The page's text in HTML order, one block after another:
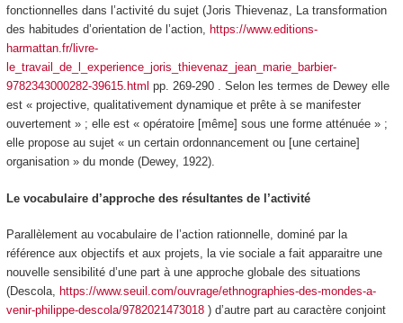
fonctionnelles dans l’activité du sujet (Joris Thievenaz, La transformation
des habitudes d’orientation de l’action, https://www.editions-
harmattan.fr/livre-
le_travail_de_l_experience_joris_thievenaz_jean_marie_barbier-
9782343000282-39615.html pp. 269-290 . Selon les termes de Dewey elle
est « projective, qualitativement dynamique et prête à se manifester
ouvertement » ; elle est « opératoire [même] sous une forme atténuée » ;
elle propose au sujet « un certain ordonnancement ou [une certaine]
organisation » du monde (Dewey, 1922).
Le vocabulaire d’approche des résultantes de l’activité
Parallèlement au vocabulaire de l’action rationnelle, dominé par la
référence aux objectifs et aux projets, la vie sociale a fait apparaitre une
nouvelle sensibilité d’une part à une approche globale des situations
(Descola, https://www.seuil.com/ouvrage/ethnographies-des-mondes-a-
venir-philippe-descola/9782021473018) d’autre part au caractère conjoint